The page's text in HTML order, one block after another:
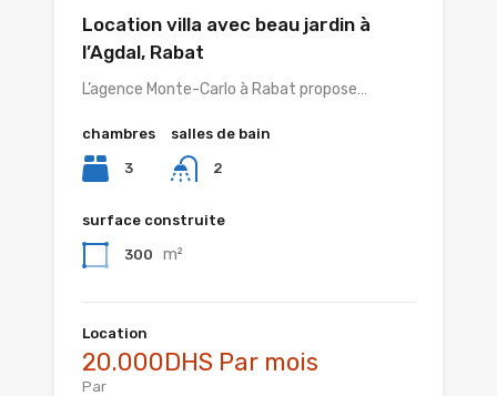
Location villa avec beau jardin à
l’Agdal, Rabat
L’agence Monte-Carlo à Rabat propose…
chambres
3
salles de bain
2
surface construite
300 m²
Location
20.000DHS Par mois
Par